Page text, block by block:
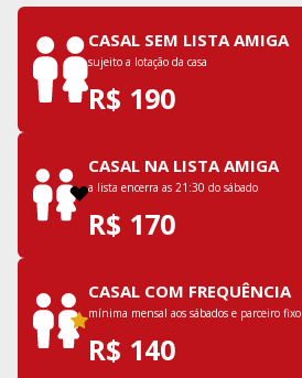
CASAL SEM LISTA AMIGA
sujeito a lotação da casa
R$ 190
CASAL NA LISTA AMIGA
a lista encerra as 21:30 do sábado
R$ 170
CASAL COM FREQUÊNCIA
mínima mensal aos sábados e parceiro fixo
R$ 140